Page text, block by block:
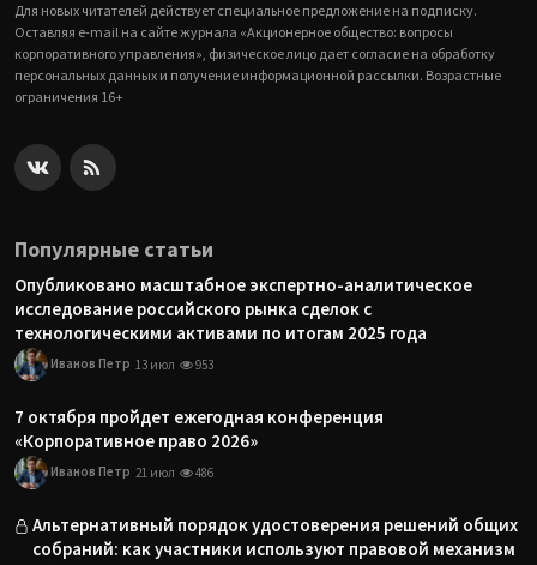
Для новых читателей действует специальное предложение на подписку.
Оставляя e-mail на сайте журнала «Акционерное общество: вопросы
корпоративного управления», физическое лицо дает согласие на обработку
персональных данных и получение информационной рассылки. Возрастные
ограничения 16+
Популярные статьи
Опубликовано масштабное экспертно-аналитическое
исследование российского рынка сделок с
технологическими активами по итогам 2025 года
Иванов Петр 13 июл 953
7 октября пройдет ежегодная конференция
«Корпоративное право 2026»
Иванов Петр 21 июл 486
Альтернативный порядок удостоверения решений общих
собраний: как участники используют правовой механизм